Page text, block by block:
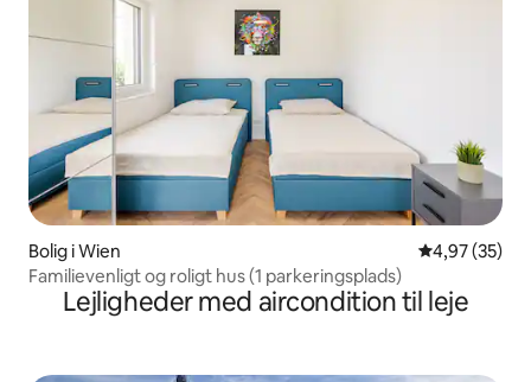
Bolig i Wien 4,97 ud af 5 i
4,97 (35)
Familievenligt og roligt hus (1 parkeringsplads)
Lejligheder med aircondition til leje